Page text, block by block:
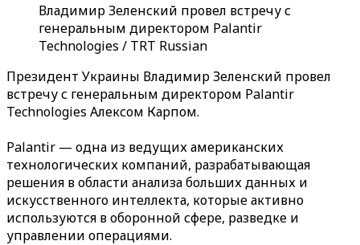
Владимир Зеленский провел встречу с
генеральным директором Palantir
Technologies / TRT Russian
Президент Украины Владимир Зеленский провел
встречу с генеральным директором Palantir
Technologies Алексом Карпом.
Palantir — одна из ведущих американских
технологических компаний, разрабатывающая
решения в области анализа больших данных и
искусственного интеллекта, которые активно
используются в оборонной сфере, разведке и
управлении операциями.